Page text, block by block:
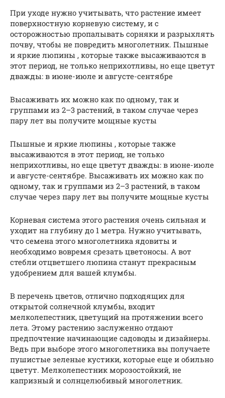
При уходе нужно учитывать, что растение имеет
поверхностную корневую систему, и с
осторожностью пропалывать сорняки и разрыхлять
почву, чтобы не повредить многолетник. Пышные
и яркие люпины , которые также высаживаются в
этот период, не только неприхотливы, но еще цветут
дважды: в июне-июле и августе-сентябре
Высаживать их можно как по одному, так и
группами из 2–3 растений, в таком случае через
пару лет вы получите мощные кусты
Пышные и яркие люпины , которые также
высаживаются в этот период, не только
неприхотливы, но еще цветут дважды: в июне-июле
и августе-сентябре. Высаживать их можно как по
одному, так и группами из 2–3 растений, в таком
случае через пару лет вы получите мощные кусты
Корневая система этого растения очень сильная и
уходит на глубину до 1 метра. Нужно учитывать,
что семена этого многолетника ядовиты и
необходимо вовремя срезать цветоносы. А вот
стебли отцветшего люпина станут прекрасным
удобрением для вашей клумбы.
В перечень цветов, отлично подходящих для
открытой солнечной клумбы, входит
мелколепестник, цветущий на протяжении всего
лета. Этому растению заслуженно отдают
предпочтение начинающие садоводы и дизайнеры.
Ведь при выборе этого многолетника вы получаете
пушистые зеленые кустики, которые еще и обильно
цветут. Мелколепестник морозостойкий, не
капризный и солнцелюбивый многолетник.